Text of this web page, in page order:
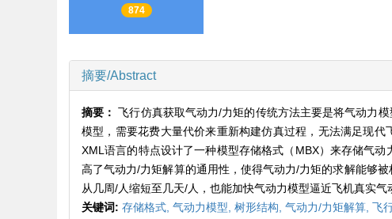
874
摘要/Abstract
摘要：飞行仿真获取气动力/力矩的传统方法主要是将气动力
模型，需要花费大量代价来重新构建仿真过程，无法满足现
XML语言的特点设计了一种模型存储格式（MBX）来存储气
高了气动力/力矩解算的通用性，使得气动力/力矩的求解能够
从几周/人缩短至几天/人，也能加快气动力模型逼近飞机真实气
关键词: 存储格式, 气动力模型, 树形结构, 气动力/力矩解算, 飞